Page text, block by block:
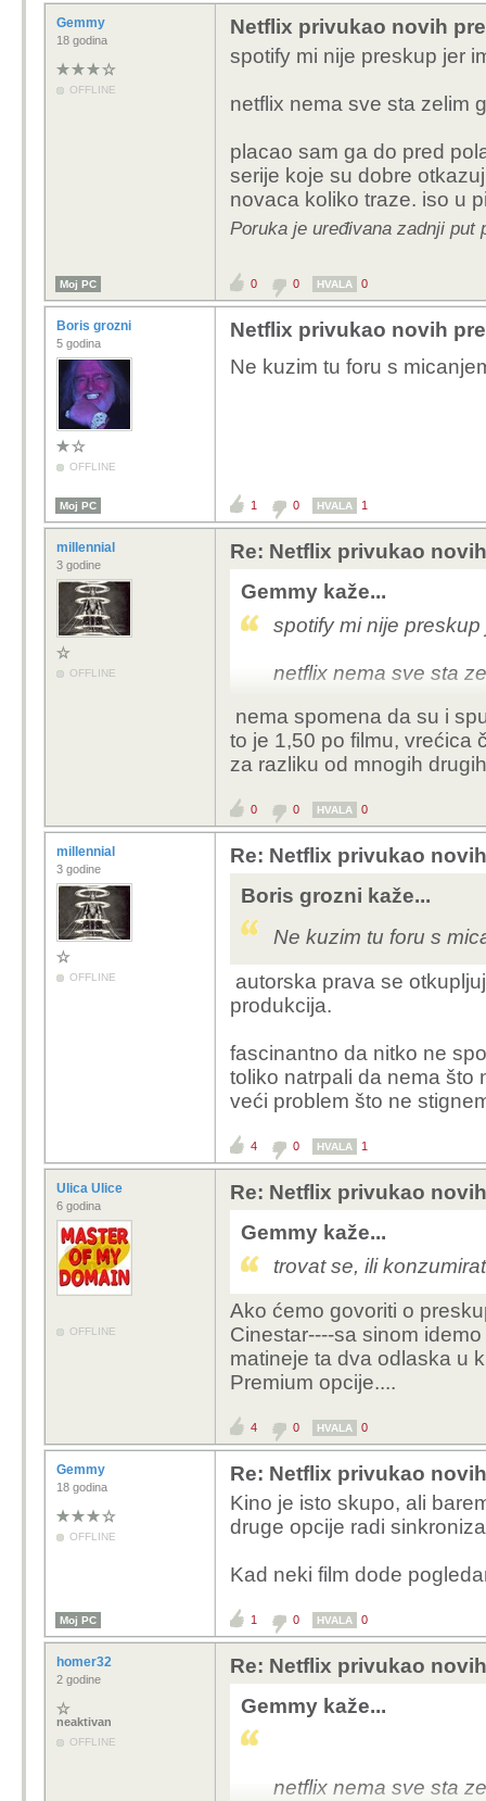
Gemmy
18 godina
OFFLINE
Netflix privukao novih
spotify mi nije preskup jer
netflix nema sve sta zelim
placao sam ga do pred
serije koje su dobre
novaca koliko traze. iso u
Poruka je uređivana zadnji put
Moj PC 0 0 HVALA 0
Boris grozni
5 godina
OFFLINE
Netflix privukao novih
Ne kuzim tu foru s
Moj PC 1 0 HVALA 1
millennial
3 godine
OFFLINE
Re: Netflix privukao
Gemmy kaže...
spotify mi nije
netflix nema sve sta
placao sam ga do
cijenu? a serije koje
ne vrijede novaca
nema spomena da su i
to je 1,50 po filmu, vrećica
za razliku od mnogih
0 0 HVALA 0
millennial
3 godine
OFFLINE
Re: Netflix privukao
Boris grozni kaže...
Ne kuzim tu foru s
autorska prava se
produkcija.
fascinantno da nitko ne
toliko natrpali da nema što
veći problem što ne
4 0 HVALA 1
Ulica Ulice
6 godina
OFFLINE
Re: Netflix privukao
Gemmy kaže...
trovat se, ili
Ako ćemo govoriti o
Cinestar----sa sinom
matineje ta dva odlaska u
Premium opcije....
4 0 HVALA 0
Gemmy
18 godina
OFFLINE
Re: Netflix privukao
Kino je isto skupo, ali
druge opcije radi
Kad neki film dode
Moj PC 1 0 HVALA 0
homer32
2 godine
neaktivan
OFFLINE
Re: Netflix privukao
Gemmy kaže...
netflix nema sve sta